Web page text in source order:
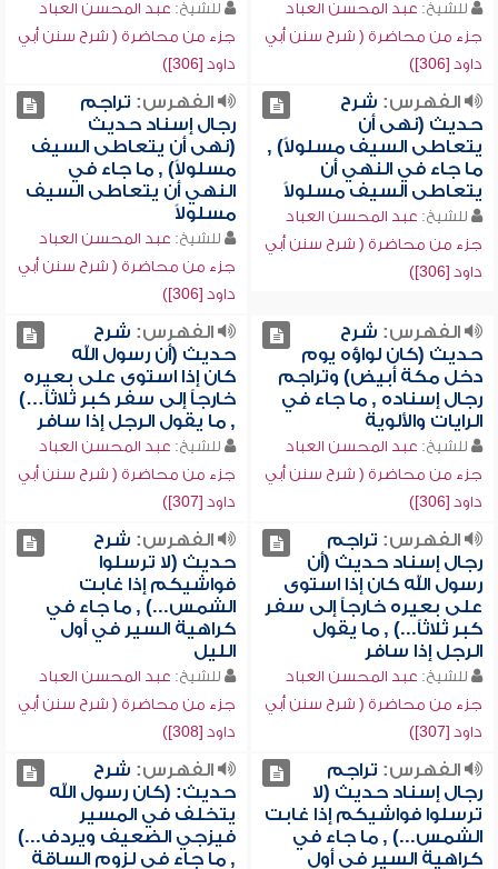
للشيخ: عبد المحسن العباد
جزء من محاضرة ( شرح سنن أبي
داود [306])
للشيخ: عبد المحسن العباد
جزء من محاضرة ( شرح سنن أبي
داود [306])
الفهرس: شرح
حديث (نهى أن
يتعاطى السيف مسلولاً) ,
ما جاء في النهي أن
يتعاطى السيف مسلولاً
للشيخ: عبد المحسن العباد
جزء من محاضرة ( شرح سنن أبي
داود [306])
الفهرس: تراجم
رجال إسناد حديث
(نهى أن يتعاطى السيف
مسلولاً) , ما جاء في
النهي أن يتعاطى السيف
مسلولاً
للشيخ: عبد المحسن العباد
جزء من محاضرة ( شرح سنن أبي
داود [306])
الفهرس: شرح
حديث (كان لواؤه يوم
دخل مكة أبيض) وتراجم
رجال إسناده , ما جاء في
الرايات والألوية
للشيخ: عبد المحسن العباد
جزء من محاضرة ( شرح سنن أبي
داود [306])
الفهرس: شرح
حديث (أن رسول الله
كان إذا استوى على بعيره
خارجاً إلى سفر كبر ثلاثاً…)
, ما يقول الرجل إذا سافر
للشيخ: عبد المحسن العباد
جزء من محاضرة ( شرح سنن أبي
داود [307])
الفهرس: تراجم
رجال إسناد حديث (أن
رسول الله كان إذا استوى
على بعيره خارجاً إلى سفر
كبر ثلاثاً...) , ما يقول
الرجل إذا سافر
للشيخ: عبد المحسن العباد
جزء من محاضرة ( شرح سنن أبي
داود [307])
الفهرس: شرح
حديث (لا ترسلوا
فواشيكم إذا غابت
الشمس...) , ما جاء في
كراهية السير في أول
الليل
للشيخ: عبد المحسن العباد
جزء من محاضرة ( شرح سنن أبي
داود [308])
الفهرس: تراجم
رجال إسناد حديث (لا
ترسلوا فواشيكم إذا غابت
الشمس...) , ما جاء في
كراهية السير في أول
الفهرس: شرح
حديث: (كان رسول الله
يتخلف في المسير
فيزجي الضعيف ويردف...)
, ما جاء في لزوم الساقة